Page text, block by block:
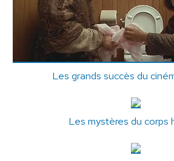
Les grands succès du
Les mystères du corps